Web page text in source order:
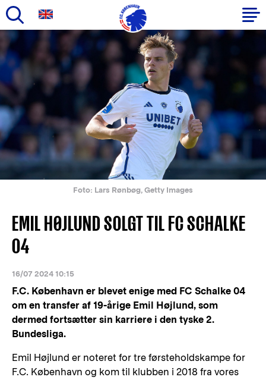
Gå
til
hovedindhold
Primær
navigation
Foto: Lars Rønbøg, Getty Images
EMIL HØJLUND SOLGT TIL FC SCHALKE
04
16/07 2024 10:15
F.C. København er blevet enige med FC Schalke 04
om en transfer af 19-årige Emil Højlund, som
dermed fortsætter sin karriere i den tyske 2.
Bundesliga.
Emil Højlund er noteret for tre førsteholdskampe for
F.C. København og kom til klubben i 2018 fra vores